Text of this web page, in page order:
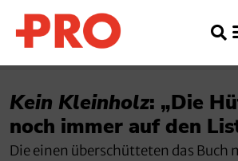
Kein Kleinholz: „Die
noch immer auf den
Die einen überschütteten das Buch